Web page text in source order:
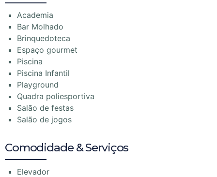
Academia
Bar Molhado
Brinquedoteca
Espaço gourmet
Piscina
Piscina Infantil
Playground
Quadra poliesportiva
Salão de festas
Salão de jogos
Comodidade & Serviços
Elevador